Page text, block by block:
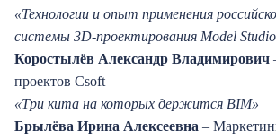
«Технологии и опыт применения
системы 3D-проектирования Model
Коростылёв Александр Владимирович
проектов Csoft
«Три кита на которых держится BIM»
Брылёва Ирина Алексеевна –